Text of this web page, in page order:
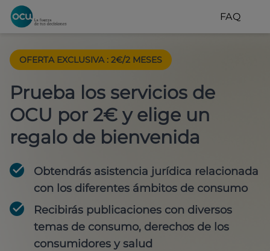
FAQ
OFERTA EXCLUSIVA : 2€/2 MESES
Prueba los servicios de
OCU por 2€ y elige un
regalo de bienvenida
Obtendrás asistencia jurídica relacionada
con los diferentes ámbitos de consumo
Recibirás publicaciones con diversos
temas de consumo, derechos de los
consumidores y salud